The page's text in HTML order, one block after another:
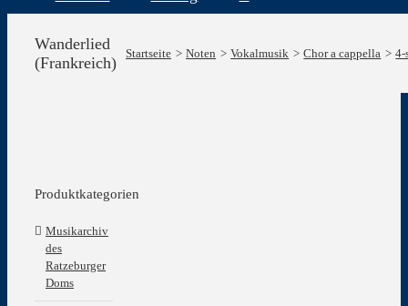
Wanderlied
(Frankreich)
Startseite Noten Vokalmusik Chor a cappella 4-
Produktkategorien
Musikarchiv
des
Ratzeburger
Doms